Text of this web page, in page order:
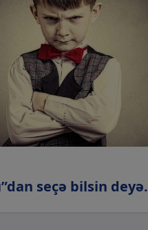
seçə bilsin